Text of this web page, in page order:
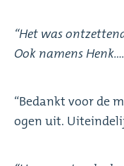
“Het was
Ook namens
“Bedankt voor de
ogen uit.